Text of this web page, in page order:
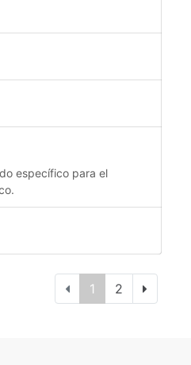
específico para el
1 2